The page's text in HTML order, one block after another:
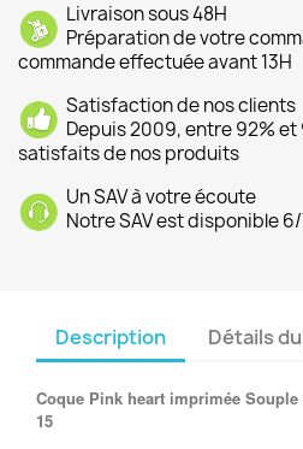
Livraison sous 48H
Préparation de votre
commande effectuée avant 13H
Satisfaction de nos clients
Depuis 2009, entre 92%
satisfaits de nos produits
Un SAV à votre écoute
Notre SAV est disponible 6/
Description Détails
Coque Pink heart imprimée
15